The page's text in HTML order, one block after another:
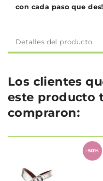
con cada paso que des!
Detalles del producto
Los clientes
este producto
compraron:
-50%